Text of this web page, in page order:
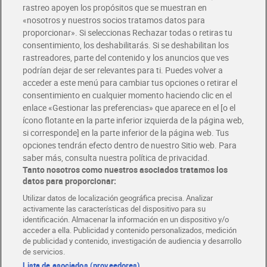
Glovo y Uber Eats
Solicita tu factura de Glovo o Uber Eats
Únete al CLUB Dia
Disfruta las ventajas y ofertas exclusivas.
Descárgate la APP Dia
Folletos y Tiendas
Descubre las mejores ofertas y busca tu tienda más cercana
Tarjeta MaX Dia
Te devuelve hasta 8€/mes de tus compras.
¡Solicita tu tarjeta de crédito aquí!
COMER MEJOR CADA DIA
COLABORA CON DIA ABRE TU TIENDA DIA CORPORATE
rastreo apoyen los propósitos que se muestran en
«nosotros y nuestros socios tratamos datos para
proporcionar». Si seleccionas Rechazar todas o retiras tu
consentimiento, los deshabilitarás. Si se deshabilitan los
rastreadores, parte del contenido y los anuncios que ves
podrían dejar de ser relevantes para ti. Puedes volver a
acceder a este menú para cambiar tus opciones o retirar el
consentimiento en cualquier momento haciendo clic en el
enlace «Gestionar las preferencias» que aparece en el [o el
ícono flotante en la parte inferior izquierda de la página web,
si corresponde] en la parte inferior de la página web. Tus
opciones tendrán efecto dentro de nuestro Sitio web. Para
saber más, consulta nuestra política de privacidad.
Tanto nosotros como nuestros asociados tratamos los
datos para proporcionar:
Utilizar datos de localización geográfica precisa. Analizar
activamente las características del dispositivo para su
identificación. Almacenar la información en un dispositivo y/o
acceder a ella. Publicidad y contenido personalizados, medición
de publicidad y contenido, investigación de audiencia y desarrollo
de servicios.